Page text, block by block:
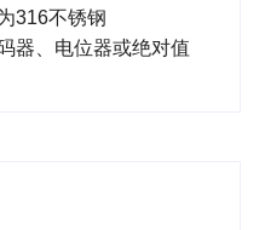
316不锈钢
器、电位器或绝对值